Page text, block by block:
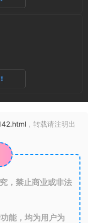
，转载请注明出
，禁止商业或非法
能，均为用户为